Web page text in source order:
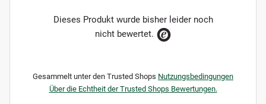
Dieses Produkt wurde bisher leider noch
nicht bewertet.
Gesammelt unter den Trusted Shops Nutzungsbedingungen
Über die Echtheit der Trusted Shops Bewertungen.